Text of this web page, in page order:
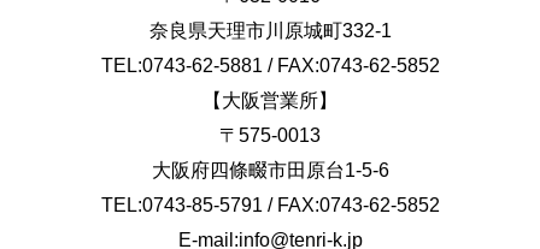
奈良県天理市川原城町332-1
TEL:0743-62-5881 / FAX:0743-62-5852
【大阪営業所】
〒575-0013
大阪府四條畷市田原台1-5-6
TEL:0743-85-5791 / FAX:0743-62-5852
E-mail:info@tenri-k.jp